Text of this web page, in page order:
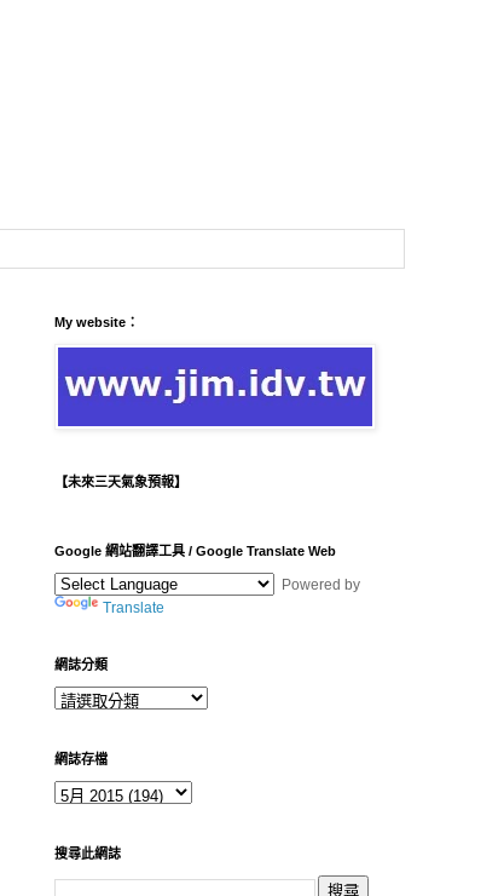
My website：
【未來三天氣象預報】
Google 網站翻譯工具 / Google Translate Web
Powered by
Translate
網誌分類
網誌存檔
搜尋此網誌